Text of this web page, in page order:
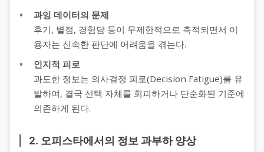
과잉 데이터의 문제
후기, 별점, 경험담 등이 무제한적으로 축적되면서 이
용자는 신속한 판단에 어려움을 겪는다.
인지적 피로
과도한 정보는 의사결정 피로(Decision Fatigue)를 유
발하여, 결국 선택 자체를 회피하거나 단순화된 기준에
의존하게 된다.
2. 오피스타에서의 정보 과부하 양상